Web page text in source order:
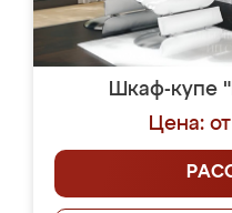
Шкаф-купе
Цена: